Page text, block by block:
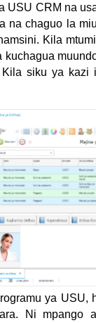
USU CRM na
na chaguo la
Kila
kuchagua
siku ya kazi
ya USU,
Ni mpango